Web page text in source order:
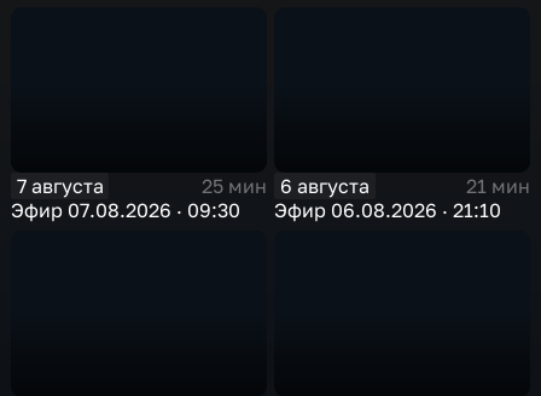
7 августа
25 мин
Эфир 07.08.2026 · 09:30
6 августа
21 мин
Эфир 06.08.2026 · 21:10